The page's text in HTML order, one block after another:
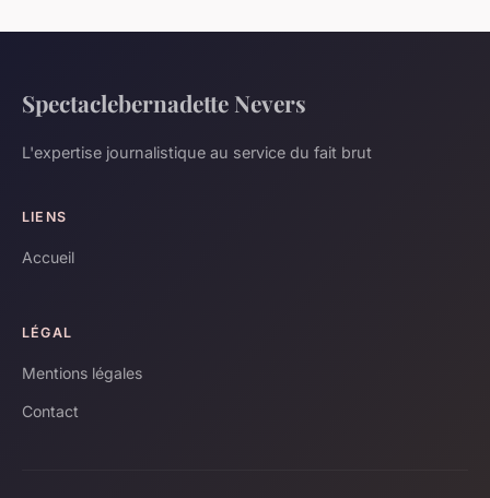
Spectaclebernadette Nevers
L'expertise journalistique au service du fait brut
LIENS
Accueil
LÉGAL
Mentions légales
Contact